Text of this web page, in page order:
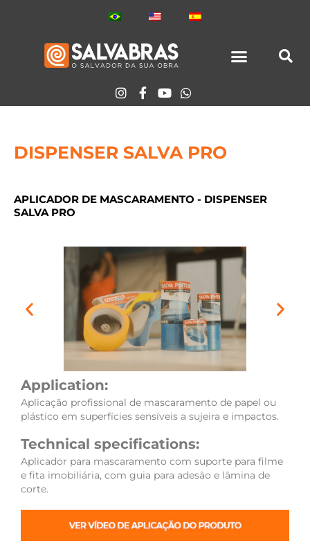
DISPENSER SALVA PRO
APLICADOR DE MASCARAMENTO - DISPENSER
SALVA PRO
Application:
Aplicação profissional de mascaramento de papel ou
plástico em superfícies sensíveis a sujeira e impactos.
Technical specifications:
Aplicador para mascaramento com suporte para filme
e fita imobiliária, com guia para adesão e lâmina de
corte.